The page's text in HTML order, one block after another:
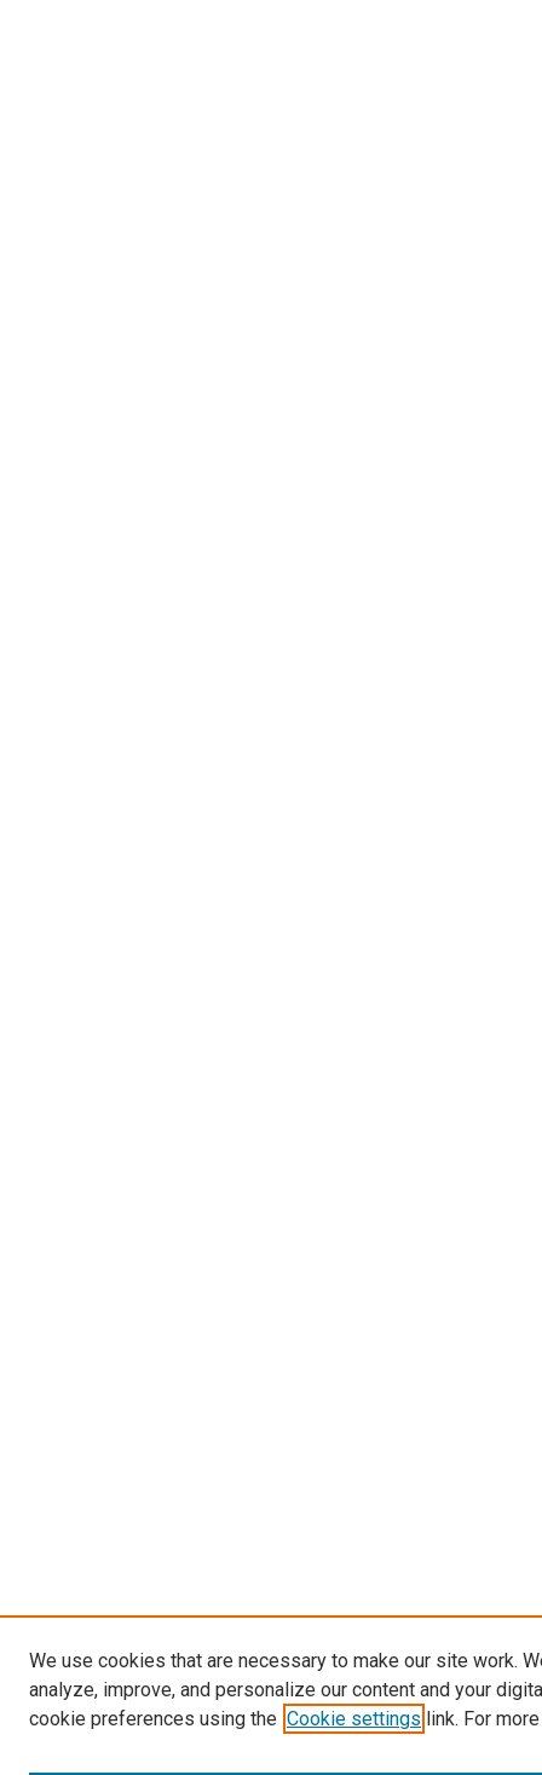
We use cookies that are necessary to make our site work.
analyze, improve, and personalize our content and your
cookie preferences using the Cookie settings link. For